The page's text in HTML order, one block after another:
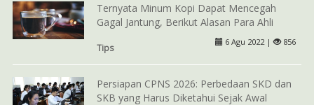
Ternyata Minum Kopi Dapat Mencegah
Gagal Jantung, Berikut Alasan Para Ahli
Tips
6 Agu 2022 | 856
Persiapan CPNS 2026: Perbedaan SKD dan
SKB yang Harus Diketahui Sejak Awal